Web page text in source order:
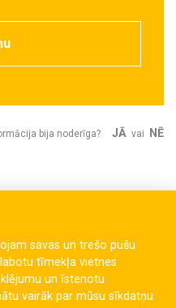
bija noderīga? JĀ vai NĒ
savas un trešo pušu
tīmekļa vietnes
un īstenotu
vairāk par mūsu sīkdatņu